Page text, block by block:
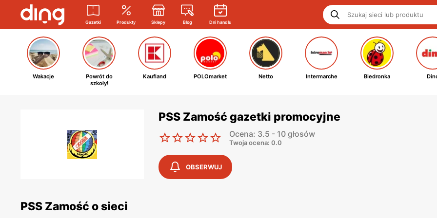
Gazetki Produkty Sklepy Blog Dni handlu
Wakacje
Powrót do
szkoły!
Kaufland POLOmarket Netto Intermarche Biedronka
PSS Zamość gazetki promocyjne
Ocena: 3.5 - 10 głosów
Twoja ocena: 0.0
OBSERWUJ
PSS Zamość o sieci